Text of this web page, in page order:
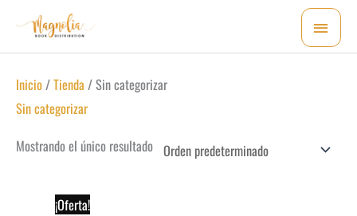
contenido
Inicio/Tienda / Sin categorizar
Sin categorizar
Mostrando el único resultado
¡Oferta!